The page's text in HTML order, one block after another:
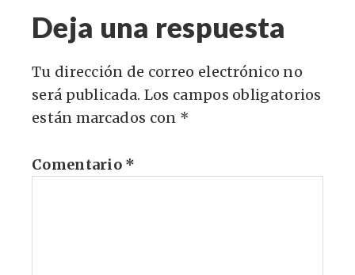
Deja una respuesta
Tu dirección de correo electrónico no
será publicada. Los campos obligatorios
están marcados con *
Comentario *